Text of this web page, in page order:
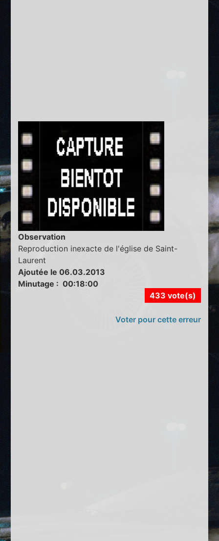
Observation
Reproduction inexacte de l'église de Saint-
Laurent
Ajoutée le 06.03.2013
Minutage : 00:18:00
433 vote(s)
Voter pour cette erreur